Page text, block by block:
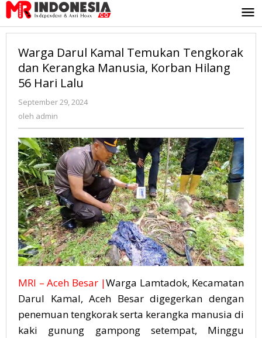
Lewati
ke
konten
Warga Darul Kamal Temukan Tengkorak
dan Kerangka Manusia, Korban Hilang
56 Hari Lalu
September 29, 2024
oleh admin
MRI – Aceh Besar |Warga Lamtadok, Kecamatan
Darul Kamal, Aceh Besar digegerkan dengan
penemuan tengkorak serta kerangka manusia di
kaki gunung gampong setempat, Minggu